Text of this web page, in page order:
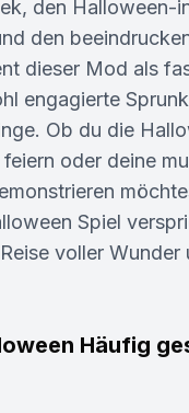
den Halloween-
den
dieser Mod als
engagierte
Ob du die
oder deine
Spiel
voller Wunder
Häufig